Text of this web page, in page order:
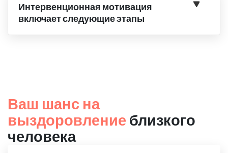
Интервенционная мотивация
включает следующие этапы
Ваш шанс на
выздоровление близкого
человека